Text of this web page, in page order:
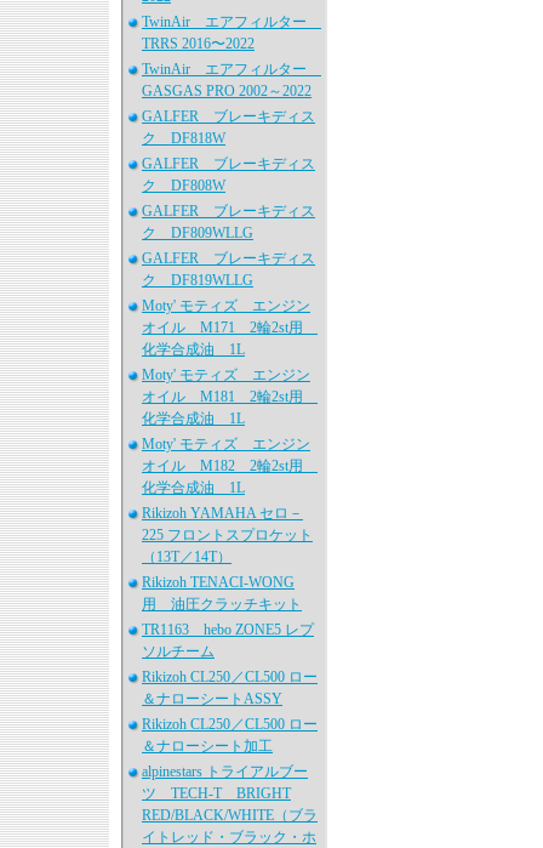
TwinAir エアフィルター
TRRS 2016〜2022
TwinAir エアフィルター
GASGAS PRO 2002～2022
GALFER ブレーキディス
ク DF818W
GALFER ブレーキディス
ク DF808W
GALFER ブレーキディス
ク DF809WLLG
GALFER ブレーキディス
ク DF819WLLG
Moty' モティズ エンジン
オイル M171 2輪2st用
化学合成油 1L
Moty' モティズ エンジン
オイル M181 2輪2st用
化学合成油 1L
Moty' モティズ エンジン
オイル M182 2輪2st用
化学合成油 1L
Rikizoh YAMAHA セロ－
225 フロントスプロケット
（13T／14T）
Rikizoh TENACI-WONG
用 油圧クラッチキット
TR1163 hebo ZONE5 レプ
ソルチーム
Rikizoh CL250／CL500 ロー
＆ナローシートASSY
Rikizoh CL250／CL500 ロー
＆ナローシート加工
alpinestars トライアルブー
ツ TECH-T BRIGHT
RED/BLACK/WHITE（ブラ
イトレッド・ブラック・ホ